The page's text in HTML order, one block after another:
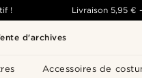
d'archives
Accessoires de
! Livraison 5,95 €